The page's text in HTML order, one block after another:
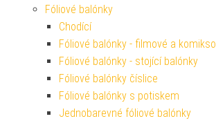
Fóliové balónky
Chodící
Fóliové balónky - filmové a
Fóliové balónky - stojící balónky
Fóliové balónky číslice
Fóliové balónky s potiskem
Jednobarevné fóliové balónky